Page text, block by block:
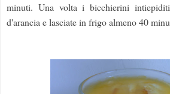
minuti. Una volta i bicchierini
d'arancia e lasciate in frigo almeno 40